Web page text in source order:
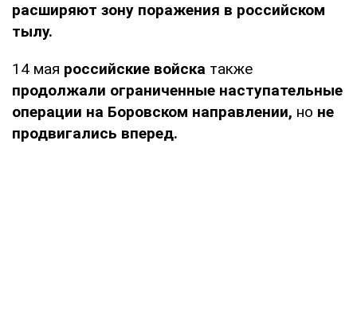
расширяют зону поражения в российском
тылу.
14 мая российские войска также
продолжали ограниченные наступательные
операции на Боровском направлении, но не
продвигались вперед.